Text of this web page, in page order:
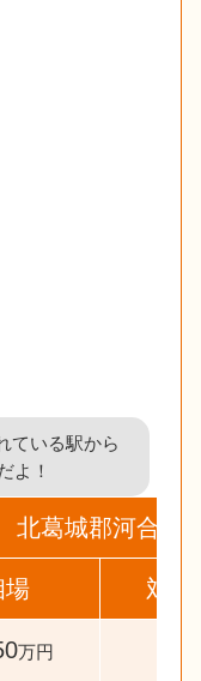
ている駅から
よ！
北葛城郡河合町
場 対象
万円